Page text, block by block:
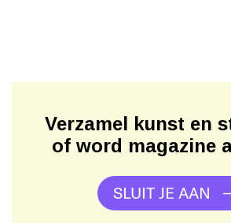
Verzamel kunst en
of word magazine
SLUIT JE AAN